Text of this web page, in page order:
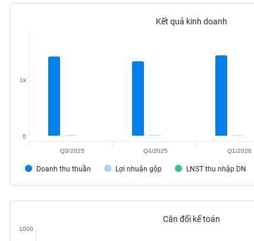
Kết quả kinh doanh
Doanh thu thuần Lợi nhuận gộp LNST thu nhập DN
0
1k
Q3/2025 Q4/2025 Q1/2026
Cân đối kế toán
1000
VẬT
NGHIỆP
TIÊU